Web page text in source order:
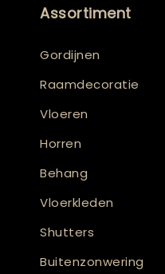
Assortiment
Gordijnen
Raamdecoratie
Vloeren
Horren
Behang
Vloerkleden
Shutters
Buitenzonwering